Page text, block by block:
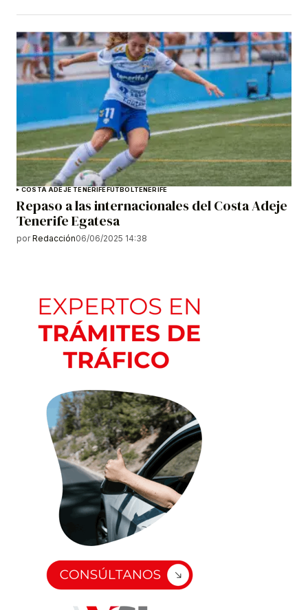
COSTA ADEJE TENERIFE FÚTBOLTENERIFE
Repaso a las internacionales del Costa Adeje
Tenerife Egatesa
por Redacción06/06/2025 14:38